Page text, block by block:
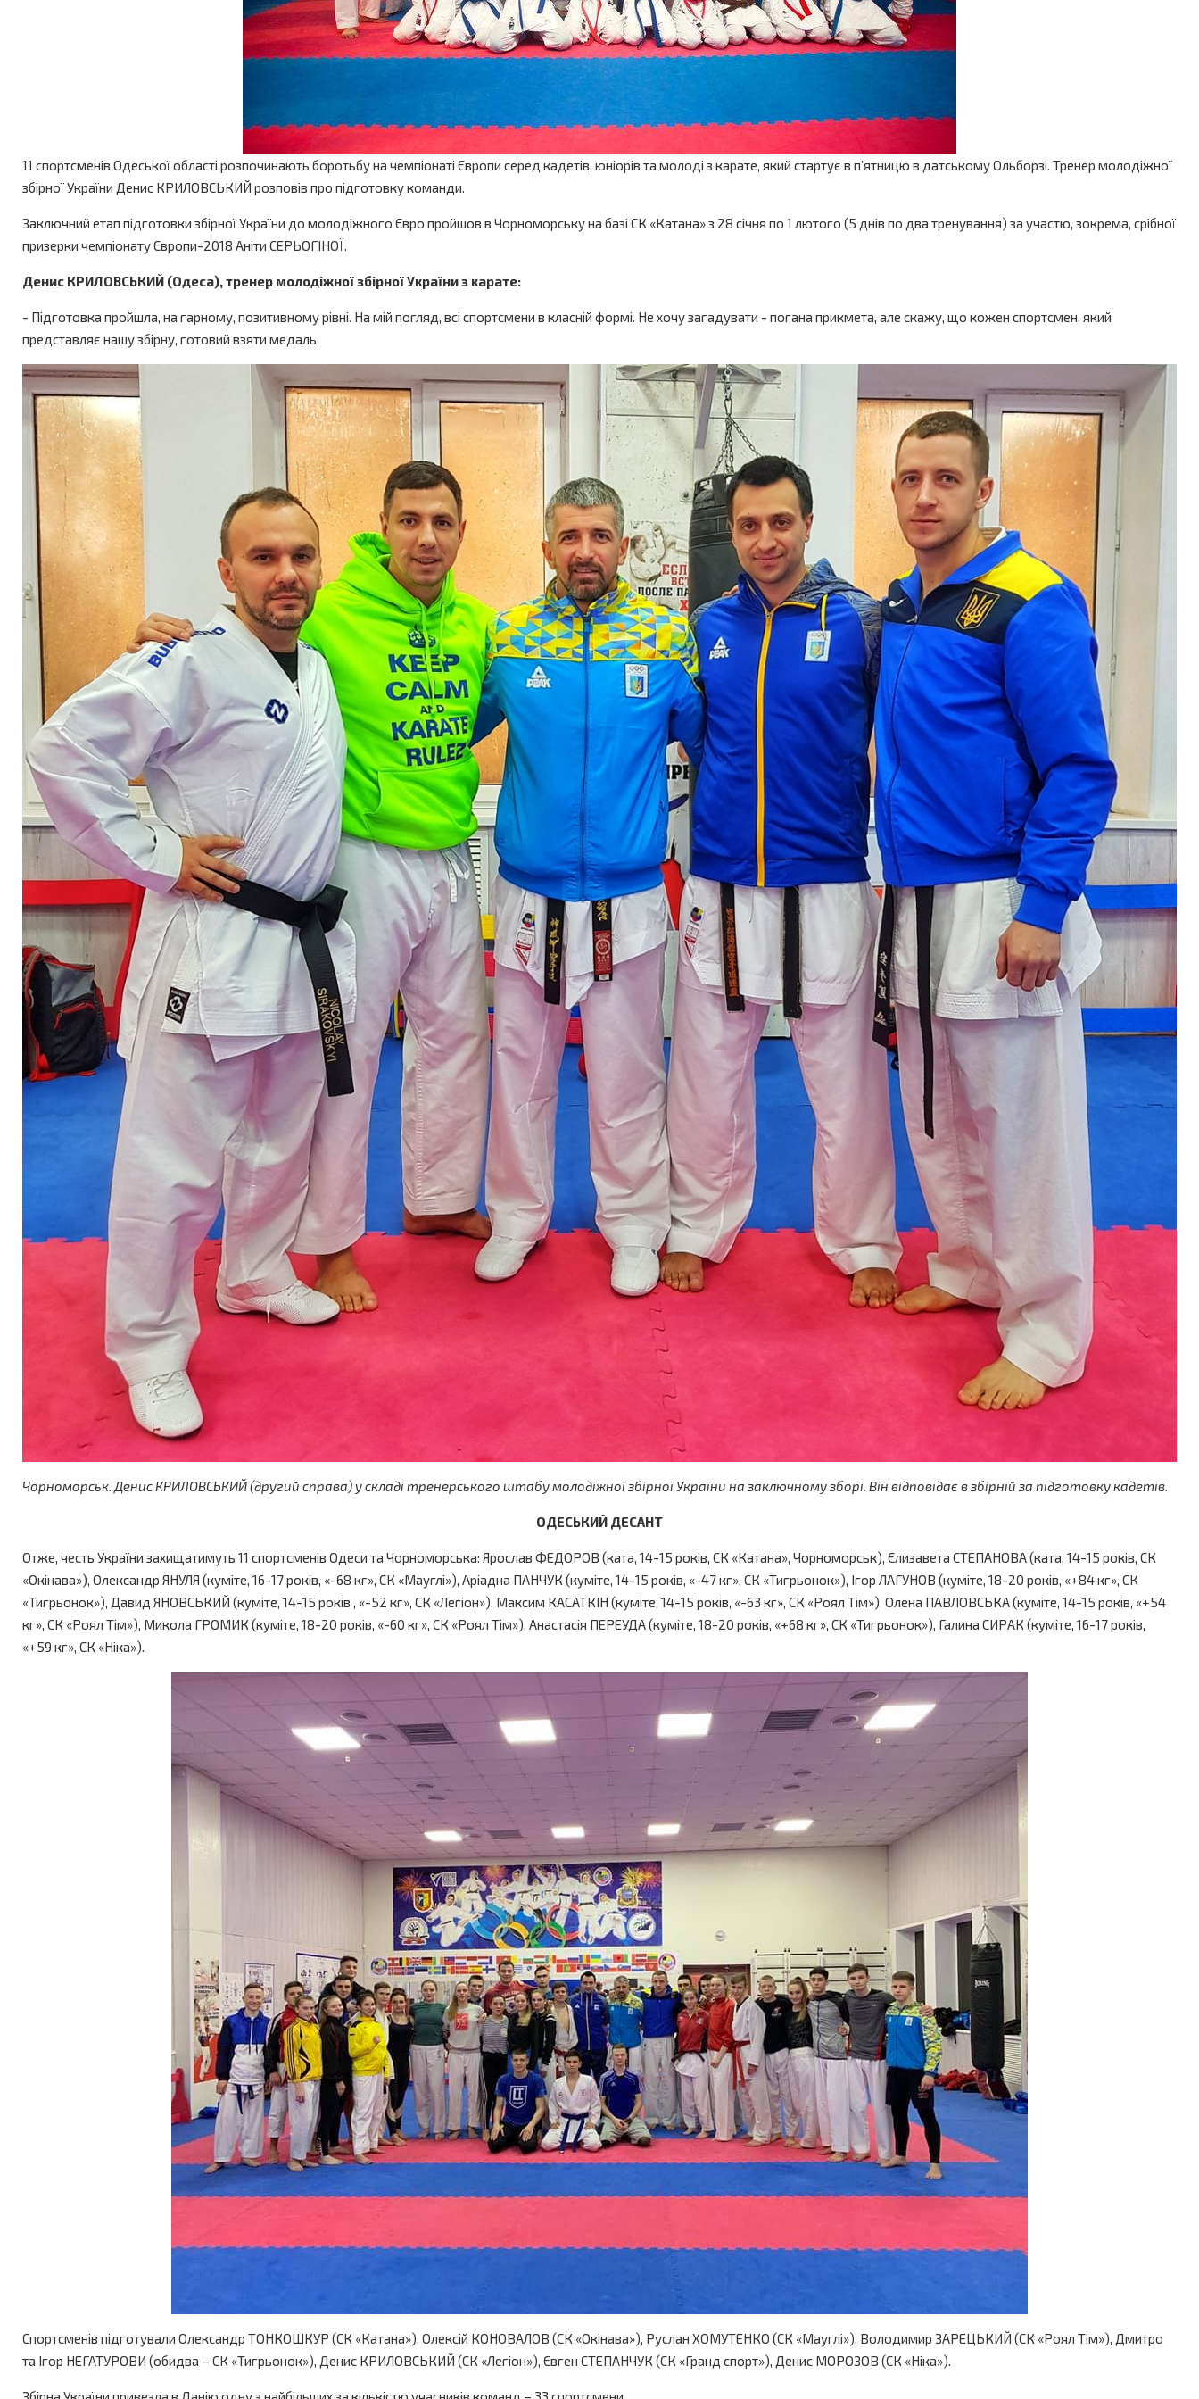
11 спортсменів Одеської області розпочинають боротьбу на чемпіонаті Європи серед кадетів, юніорів та молоді з карате, який стартує в п’ятницю в датському Ольборзі. Тренер молодіжної
збірної України Денис КРИЛОВСЬКИЙ розповів про підготовку команди.
Заключний етап підготовки збірної України до молодіжного Євро пройшов в Чорноморську на базі СК «Катана» з 28 січня по 1 лютого (5 днів по два тренування) за участю, зокрема, срібної
призерки чемпіонату Європи-2018 Аніти СЕРЬОГІНОЇ.
Денис КРИЛОВСЬКИЙ (Одеса), тренер молодіжної збірної України з карате:
- Підготовка пройшла, на гарному, позитивному рівні. На мій погляд, всі спортсмени в класній формі. Не хочу загадувати - погана прикмета, але скажу, що кожен спортсмен, який
представляє нашу збірну, готовий взяти медаль.
Чорноморськ. Денис КРИЛОВСЬКИЙ (другий справа) у складі тренерського штабу молодіжної збірної України на заключному зборі. Він відповідає в збірній за підготовку кадетів.
ОДЕСЬКИЙ ДЕСАНТ
Отже, честь України захищатимуть 11 спортсменів Одеси та Чорноморська: Ярослав ФЕДОРОВ (ката, 14-15 років, СК «Катана», Чорноморськ), Єлизавета СТЕПАНОВА (ката, 14-15 років, СК
«Окінава»), Олександр ЯНУЛЯ (куміте, 16-17 років, «-68 кг», СК «Мауглі»), Аріадна ПАНЧУК (куміте, 14-15 років, «-47 кг», СК «Тигрьонок»), Ігор ЛАГУНОВ (куміте, 18-20 років, «+84 кг», СК
«Тигрьонок»), Давид ЯНОВСЬКИЙ (куміте, 14-15 років , «-52 кг», СК «Легіон»), Максим КАСАТКІН (куміте, 14-15 років, «-63 кг», СК «Роял Тім»), Олена ПАВЛОВСЬКА (куміте, 14-15 років, «+54
кг», СК «Роял Тім»), Микола ГРОМИК (куміте, 18-20 років, «-60 кг», СК «Роял Тім»), Анастасія ПЕРЕУДА (куміте, 18-20 років, «+68 кг», СК «Тигрьонок»), Галина СИРАК (куміте, 16-17 років,
«+59 кг», СК «Ніка»).
Спортсменів підготували Олександр ТОНКОШКУР (СК «Катана»), Олексій КОНОВАЛОВ (СК «Окінава»), Руслан ХОМУТЕНКО (СК «Мауглі»), Володимир ЗАРЕЦЬКИЙ (СК «Роял Тім»), Дмитро
та Ігор НЕГАТУРОВИ (обидва – СК «Тигрьонок»), Денис КРИЛОВСЬКИЙ (СК «Легіон»), Євген СТЕПАНЧУК (СК «Гранд спорт»), Денис МОРОЗОВ (СК «Ніка»).